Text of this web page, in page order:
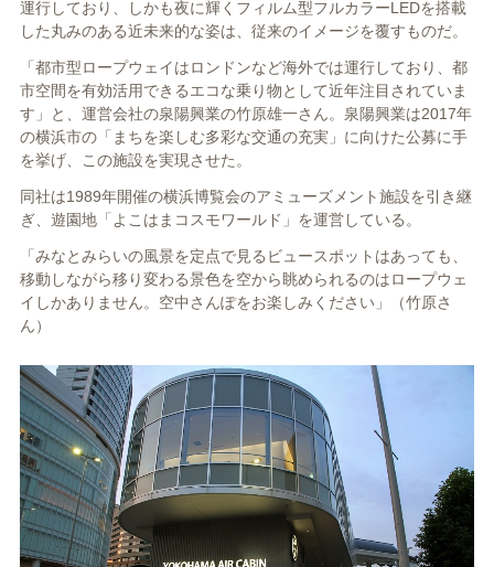
運行しており、しかも夜に輝くフィルム型フルカラーLEDを搭載
した丸みのある近未来的な姿は、従来のイメージを覆すものだ。
「都市型ロープウェイはロンドンなど海外では運行しており、都
市空間を有効活用できるエコな乗り物として近年注目されていま
す」と、運営会社の泉陽興業の竹原雄一さん。泉陽興業は2017年
の横浜市の「まちを楽しむ多彩な交通の充実」に向けた公募に手
を挙げ、この施設を実現させた。
同社は1989年開催の横浜博覧会のアミューズメント施設を引き継
ぎ、遊園地「よこはまコスモワールド」を運営している。
「みなとみらいの風景を定点で見るビュースポットはあっても、
移動しながら移り変わる景色を空から眺められるのはロープウェ
イしかありません。空中さんぽをお楽しみください」（竹原さ
ん）